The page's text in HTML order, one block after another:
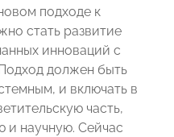
подходе к
стать развитие
инноваций с
должен быть
и включать в
часть,
и научную. Сейчас